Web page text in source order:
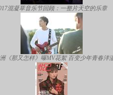
混凝草音乐节回顾：一整片天空的乐章
《那又怎样》曝MV花絮 百变少年青春洋